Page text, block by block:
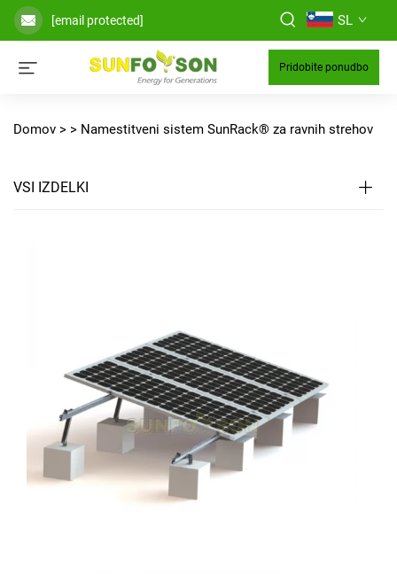
[email protected] SL
Pridobite ponudbo
Domov > > Namestitveni sistem SunRack® za ravnih strehov
VSI IZDELKI